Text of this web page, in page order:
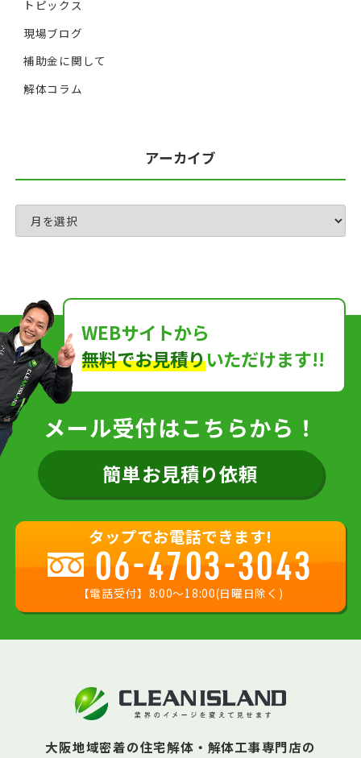
トピックス
現場ブログ
補助金に関して
解体コラム
アーカイブ
WEBサイトから
無料でお見積りいただけます!!
メール受付はこちらから！
簡単お見積り依頼
タップでお電話できます!
06-4703-3043
【電話受付】8:00〜18:00(日曜日除く)
大阪地域密着の住宅解体・解体工事専門店の